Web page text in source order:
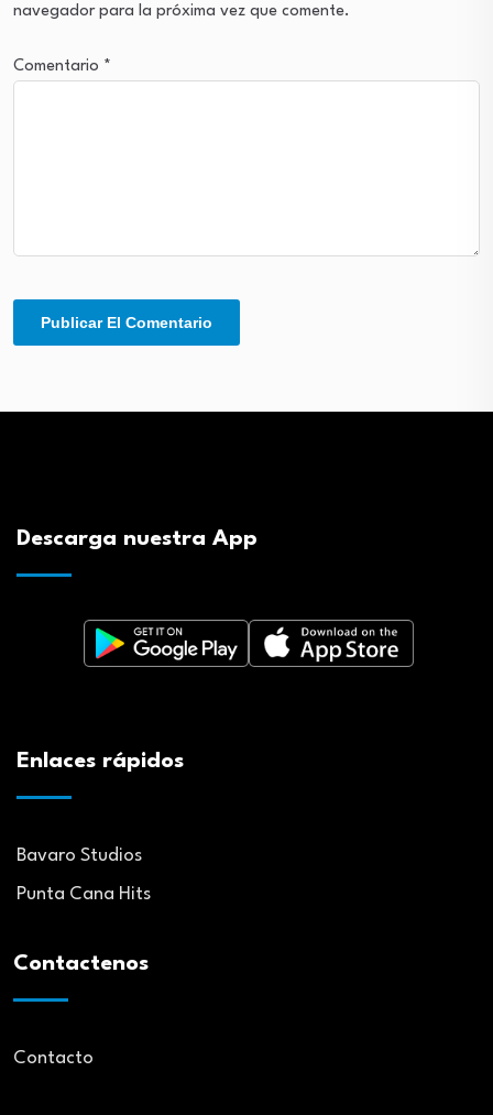
navegador para la próxima vez que comente.
Comentario *
Descarga nuestra App
Enlaces rápidos
Bavaro Studios
Punta Cana Hits
Contactenos
Contacto